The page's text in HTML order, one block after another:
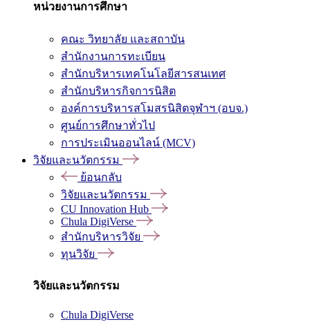
หน่วยงานการศึกษา
คณะ วิทยาลัย และสถาบัน
สำนักงานการทะเบียน
สำนักบริหารเทคโนโลยีสารสนเทศ
สำนักบริหารกิจการนิสิต
องค์การบริหารสโมสรนิสิตจุฬาฯ (อบจ.)
ศูนย์การศึกษาทั่วไป
การประเมินออนไลน์ (MCV)
วิจัยและนวัตกรรม
ย้อนกลับ
วิจัยและนวัตกรรม
CU Innovation Hub
Chula DigiVerse
สำนักบริหารวิจัย
ทุนวิจัย
วิจัยและนวัตกรรม
Chula DigiVerse